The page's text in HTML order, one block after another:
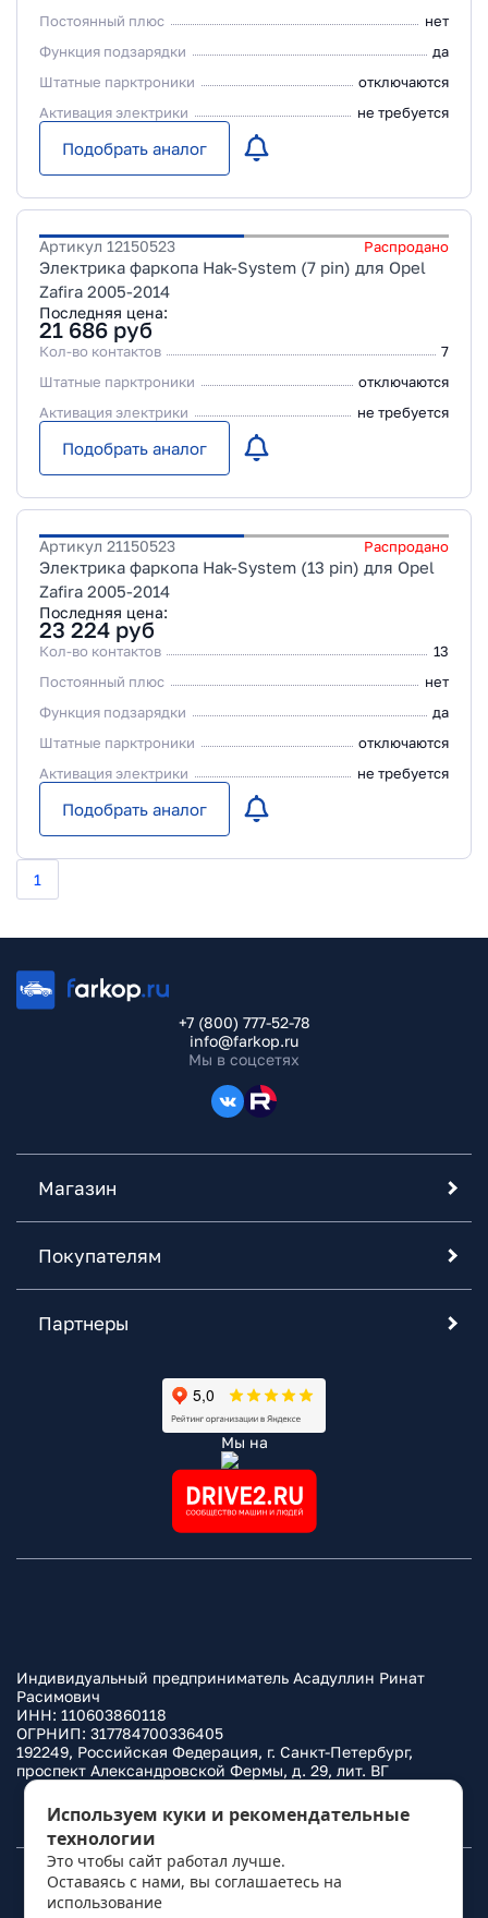
Постоянный плюс
нет
Функция подзарядки
да
Штатные парктроники
отключаются
Активация электрики
не требуется
Подобрать аналог
Артикул 12150523 Распродано
Электрика фаркопа Hak-System (7 pin) для Opel
Zafira 2005-2014
Последняя цена:
21 686 руб
Кол-во контактов
7
Штатные парктроники
отключаются
Активация электрики
не требуется
Подобрать аналог
Артикул 21150523 Распродано
Электрика фаркопа Hak-System (13 pin) для Opel
Zafira 2005-2014
Последняя цена:
23 224 руб
Кол-во контактов
13
Постоянный плюс
нет
Функция подзарядки
да
Штатные парктроники
отключаются
Активация электрики
не требуется
Подобрать аналог
1
+7 (800) 777-52-78
info@farkop.ru
Мы в соцсетях
Магазин
Покупателям
Партнеры
Мы на
Индивидуальный предприниматель Асадуллин Ринат
Расимович
ИНН: 110603860118
ОГРНИП: 317784700336405
192249, Российская Федерация, г. Санкт-Петербург,
проспект Александровской Фермы, д. 29, лит. ВГ
Политика конфиденциальности
© 2010– 2026Фаркоп.ру
Используем куки и рекомендательные
технологии
Это чтобы сайт работал лучше.
Оставаясь с нами, вы соглашаетесь на
использование